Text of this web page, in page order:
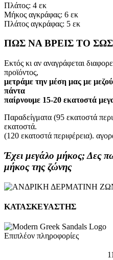
Πλάτος: 4 εκ
Μήκος αγκράφας: 6 εκ
Πλάτος αγκράφας: 5 εκ
ΠΩΣ ΝΑ ΒΡΕΙΣ ΤΟ
Εκτός κι αν αναγράφεται
προϊόντος,
μετράμε την μέση μας με
πάντα
παίρνουμε 15-20 εκατοστά
Παραδείγματα (95 εκατοστά
εκατοστά.
(120 εκατοστά περιφέρεια).
Έχει μεγάλο μήκος; Δες
μήκος της ζώνης
ΚΑΤΑΣΚΕΥΑΣΤΗΣ
Επιπλέον πληροφορίες